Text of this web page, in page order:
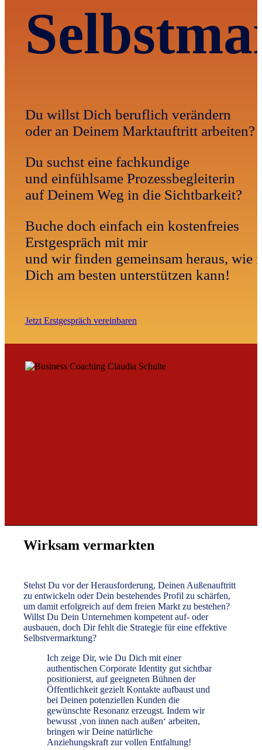
Du willst Dich beruflich verändern
oder an Deinem Marktauftritt arbeiten?
Du suchst eine fachkundige
und einfühlsame Prozessbegleiterin
auf Deinem Weg in die Sichtbarkeit?
Buche doch einfach ein kostenfreies
Erstgespräch mit mir
und wir finden gemeinsam heraus, wie
Dich am besten unterstützen kann!
Jetzt Erstgespräch vereinbaren
Wirksam vermarkten
Stehst Du vor der Herausforderung, Deinen Außenauftritt
zu entwickeln oder Dein bestehendes Profil zu schärfen,
um damit erfolgreich auf dem freien Markt zu bestehen?
Willst Du Dein Unternehmen kompetent auf- oder
ausbauen, doch Dir fehlt die Strategie für eine effektive
Selbstvermarktung?
Ich zeige Dir, wie Du Dich mit einer
authentischen Corporate Identity gut sichtbar
positionierst, auf geeigneten Bühnen der
Öffentlichkeit gezielt Kontakte aufbaust und
bei Deinen potenziellen Kunden die
gewünschte Resonanz erzeugst. Indem wir
bewusst ‚von innen nach außen‘ arbeiten,
bringen wir Deine natürliche
Anziehungskraft zur vollen Entfaltung!